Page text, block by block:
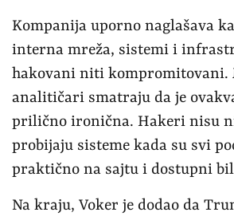
Kompanija uporno naglašava
interna mreža, sistemi i
hakovani niti kompromitovani.
analitičari smatraju da je
prilično ironična. Hakeri nisu
probijaju sisteme kada su svi
praktično na sajtu i dostupni
Na kraju, Voker je dodao da